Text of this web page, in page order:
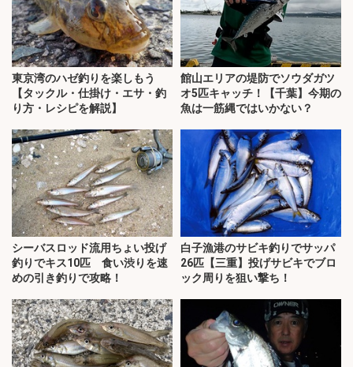
東京湾のハゼ釣りを楽しもう
【タックル・仕掛け・エサ・釣
り方・レシピを解説】
館山エリアの堤防でソウダガツ
オ5匹キャッチ！【千葉】今期の
魚は一筋縄ではいかない？
シーバスロッド流用ちょい投げ
釣りでキス10匹 食い渋りを速
めの引き釣りで攻略！
白子漁港のサビキ釣りでサッパ
26匹【三重】投げサビキでブロ
ック周りを狙い撃ち！